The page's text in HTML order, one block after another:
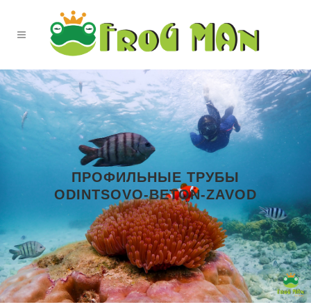
ПРОФИЛЬНЫЕ ТРУБЫ
ODINTSOVO-BETON-ZAVOD